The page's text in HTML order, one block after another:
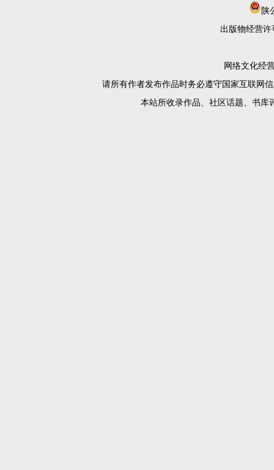
陕
出版物经营许
网络文化经
请所有作者发布作品时务必遵守国家互联网
本站所收录作品、社区话题、书库